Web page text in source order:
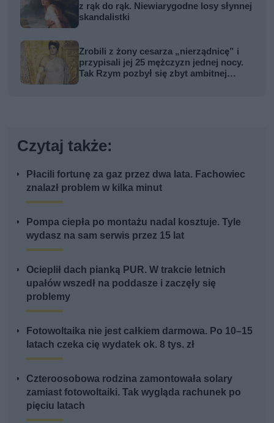
z rąk do rąk. Niewiarygodne losy słynnej
skandalistki
Zrobili z żony cesarza „nierządnicę” i
przypisali jej 25 mężczyzn jednej nocy.
Tak Rzym pozbył się zbyt ambitnej
Czytaj także:
Płacili fortunę za gaz przez dwa lata. Fachowiec
znalazł problem w kilka minut
Pompa ciepła po montażu nadal kosztuje. Tyle
wydasz na sam serwis przez 15 lat
Ocieplił dach pianką PUR. W trakcie letnich
upałów wszedł na poddasze i zaczęły się
problemy
Fotowoltaika nie jest całkiem darmowa. Po 10–15
latach czeka cię wydatek ok. 8 tys. zł
Czteroosobowa rodzina zamontowała solary
zamiast fotowoltaiki. Tak wygląda rachunek po
pięciu latach